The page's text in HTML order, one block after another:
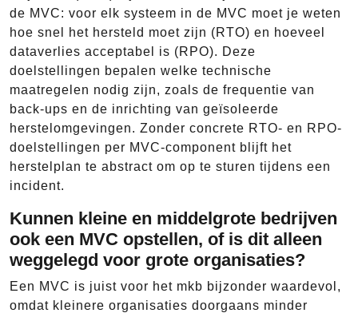
de MVC: voor elk systeem in de MVC moet je weten
hoe snel het hersteld moet zijn (RTO) en hoeveel
dataverlies acceptabel is (RPO). Deze
doelstellingen bepalen welke technische
maatregelen nodig zijn, zoals de frequentie van
back-ups en de inrichting van geïsoleerde
herstelomgevingen. Zonder concrete RTO- en RPO-
doelstellingen per MVC-component blijft het
herstelplan te abstract om op te sturen tijdens een
incident.
Kunnen kleine en middelgrote bedrijven
ook een MVC opstellen, of is dit alleen
weggelegd voor grote organisaties?
Een MVC is juist voor het mkb bijzonder waardevol,
omdat kleinere organisaties doorgaans minder